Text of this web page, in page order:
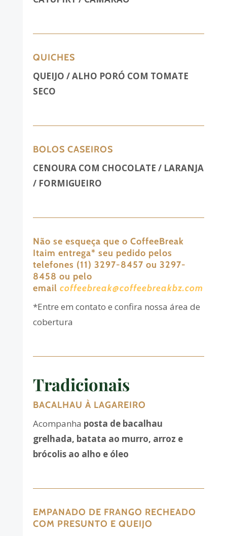
QUICHES
QUEIJO /ALHO PORÓ COM TOMATE
SECO
BOLOS CASEIROS
CENOURA COM CHOCOLATE / LARANJA
/ FORMIGUEIRO
Não se esqueça que o CoffeeBreak
Itaim entrega* seu pedido pelos
telefones (11) 3297-8457 ou 3297-
8458 ou pelo
email coffeebreak@coffeebreakbz.com
*Entre em contato e confira nossa área de
cobertura
Tradicionais
BACALHAU À LAGAREIRO
Acompanha posta de bacalhau
grelhada, batata ao murro, arroz e
brócolis ao alho e óleo
EMPANADO DE FRANGO RECHEADO
COM PRESUNTO E QUEIJO